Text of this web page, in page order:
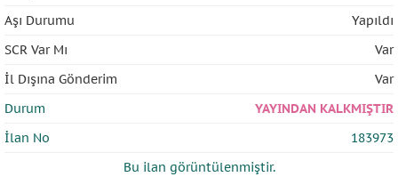
Aşı Durumu
Yapıldı
SCR Var Mı
Var
İl Dışına Gönderim
Var
Durum
YAYINDAN KALKMIŞTIR
İlan No
183973
Bu ilan görüntülenmiştir.